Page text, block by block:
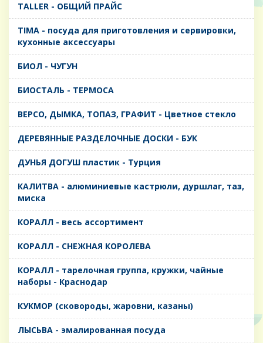
TALLER - ОБЩИЙ ПРАЙС
TIMA - посуда для приготовления и сервировки,
кухонные аксессуары
БИОЛ - ЧУГУН
БИОСТАЛЬ - ТЕРМОСА
ВЕРСО, ДЫМКА, ТОПАЗ, ГРАФИТ - Цветное стекло
ДЕРЕВЯННЫЕ РАЗДЕЛОЧНЫЕ ДОСКИ - БУК
ДУНЬЯ ДОГУШ пластик - Турция
КАЛИТВА - алюминиевые кастрюли, дуршлаг, таз,
миска
КОРАЛЛ - весь ассортимент
КОРАЛЛ - СНЕЖНАЯ КОРОЛЕВА
КОРАЛЛ - тарелочная группа, кружки, чайные
наборы - Краснодар
КУКМОР (сковороды, жаровни, казаны)
ЛЫСЬВА - эмалированная посуда